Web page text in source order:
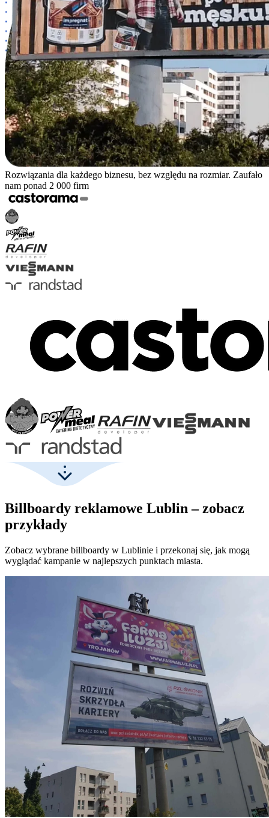
Rozwiązania dla każdego biznesu, bez względu na rozmiar. Zaufało
nam ponad 2 000 firm
Billboardy reklamowe Lublin – zobacz
przykłady
Zobacz wybrane billboardy w Lublinie i przekonaj się, jak mogą
wyglądać kampanie w najlepszych punktach miasta.